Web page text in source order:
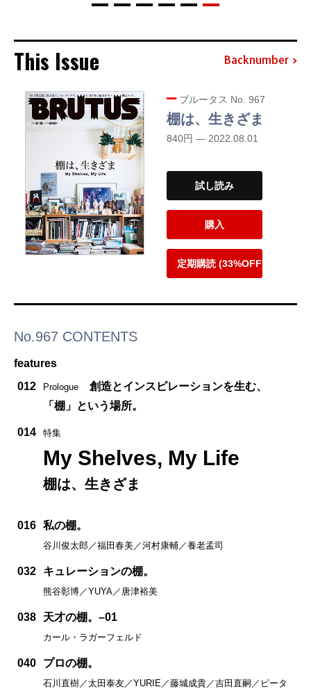
This Issue Backnumber
ブルータス No. 967
棚は、生きざま
840円 — 2022.08.01
試し読み
購入
定期購読 (33%OFF)
No.967 CONTENTS
features
012
Prologue
創造とインスピレーションを生む、
「棚」という場所。
014 特集
My Shelves, My Life
棚は、生きざま
016 私の棚。
谷川俊太郎／福田春美／河村康輔／養老孟司
032 キュレーションの棚。
熊谷彰博／YUYA／唐津裕美
038 天才の棚。–01
カール・ラガーフェルド
040 プロの棚。
石川直樹／太田泰友／YURIE／藤城成貴／吉田直嗣／ピータ